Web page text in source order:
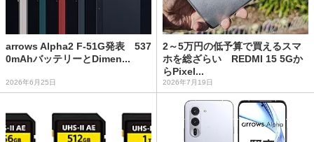
arrows Alpha2 F-51G発表 537
0mAhバッテリーとDimen...
2026年6月25日
2～5万円の低予算で買えるスマ
ホを総ざらい REDMI 15 5Gか
らPixel...
2026年7月19日